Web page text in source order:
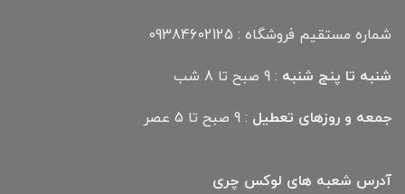
شماره مستقیم فروشگاه : 09384602125
شنبه تا پنج شنبه : 9 صبح تا 8 شب
جمعه و روزهای تعطیل : 9 صبح تا 5 عصر
آدرس شعبه های لوکس چری